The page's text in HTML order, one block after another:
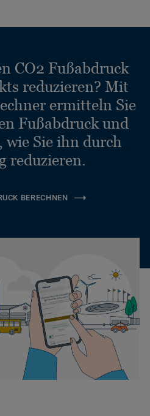
CO2 Fußabdruck
reduzieren? Mit
ermitteln Sie
Fußabdruck und
wie Sie ihn durch
reduzieren.
BERECHNEN